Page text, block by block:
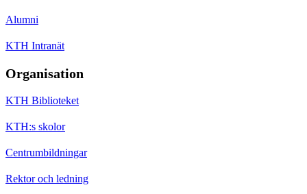
Alumni
KTH Intranät
Organisation
KTH Biblioteket
KTH:s skolor
Centrumbildningar
Rektor och ledning